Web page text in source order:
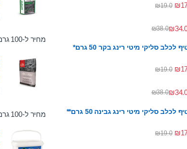
₪
₪19.0
₪38.0₪
לכלב סליקי מיטי רינג בקר 50 גרם*
₪
₪19.0
₪38.0₪
לכלב סליקי מיטי רינג גבינה 50 גרם**
₪
₪19.0
מחיר ל-100 גרם:
מחיר ל-100 גרם: